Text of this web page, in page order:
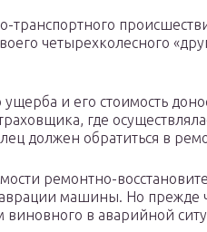
четырехколесного
и его стоимость
где
должен обратиться в
ремонтно-
машины. Но прежде
виновного в аварийной